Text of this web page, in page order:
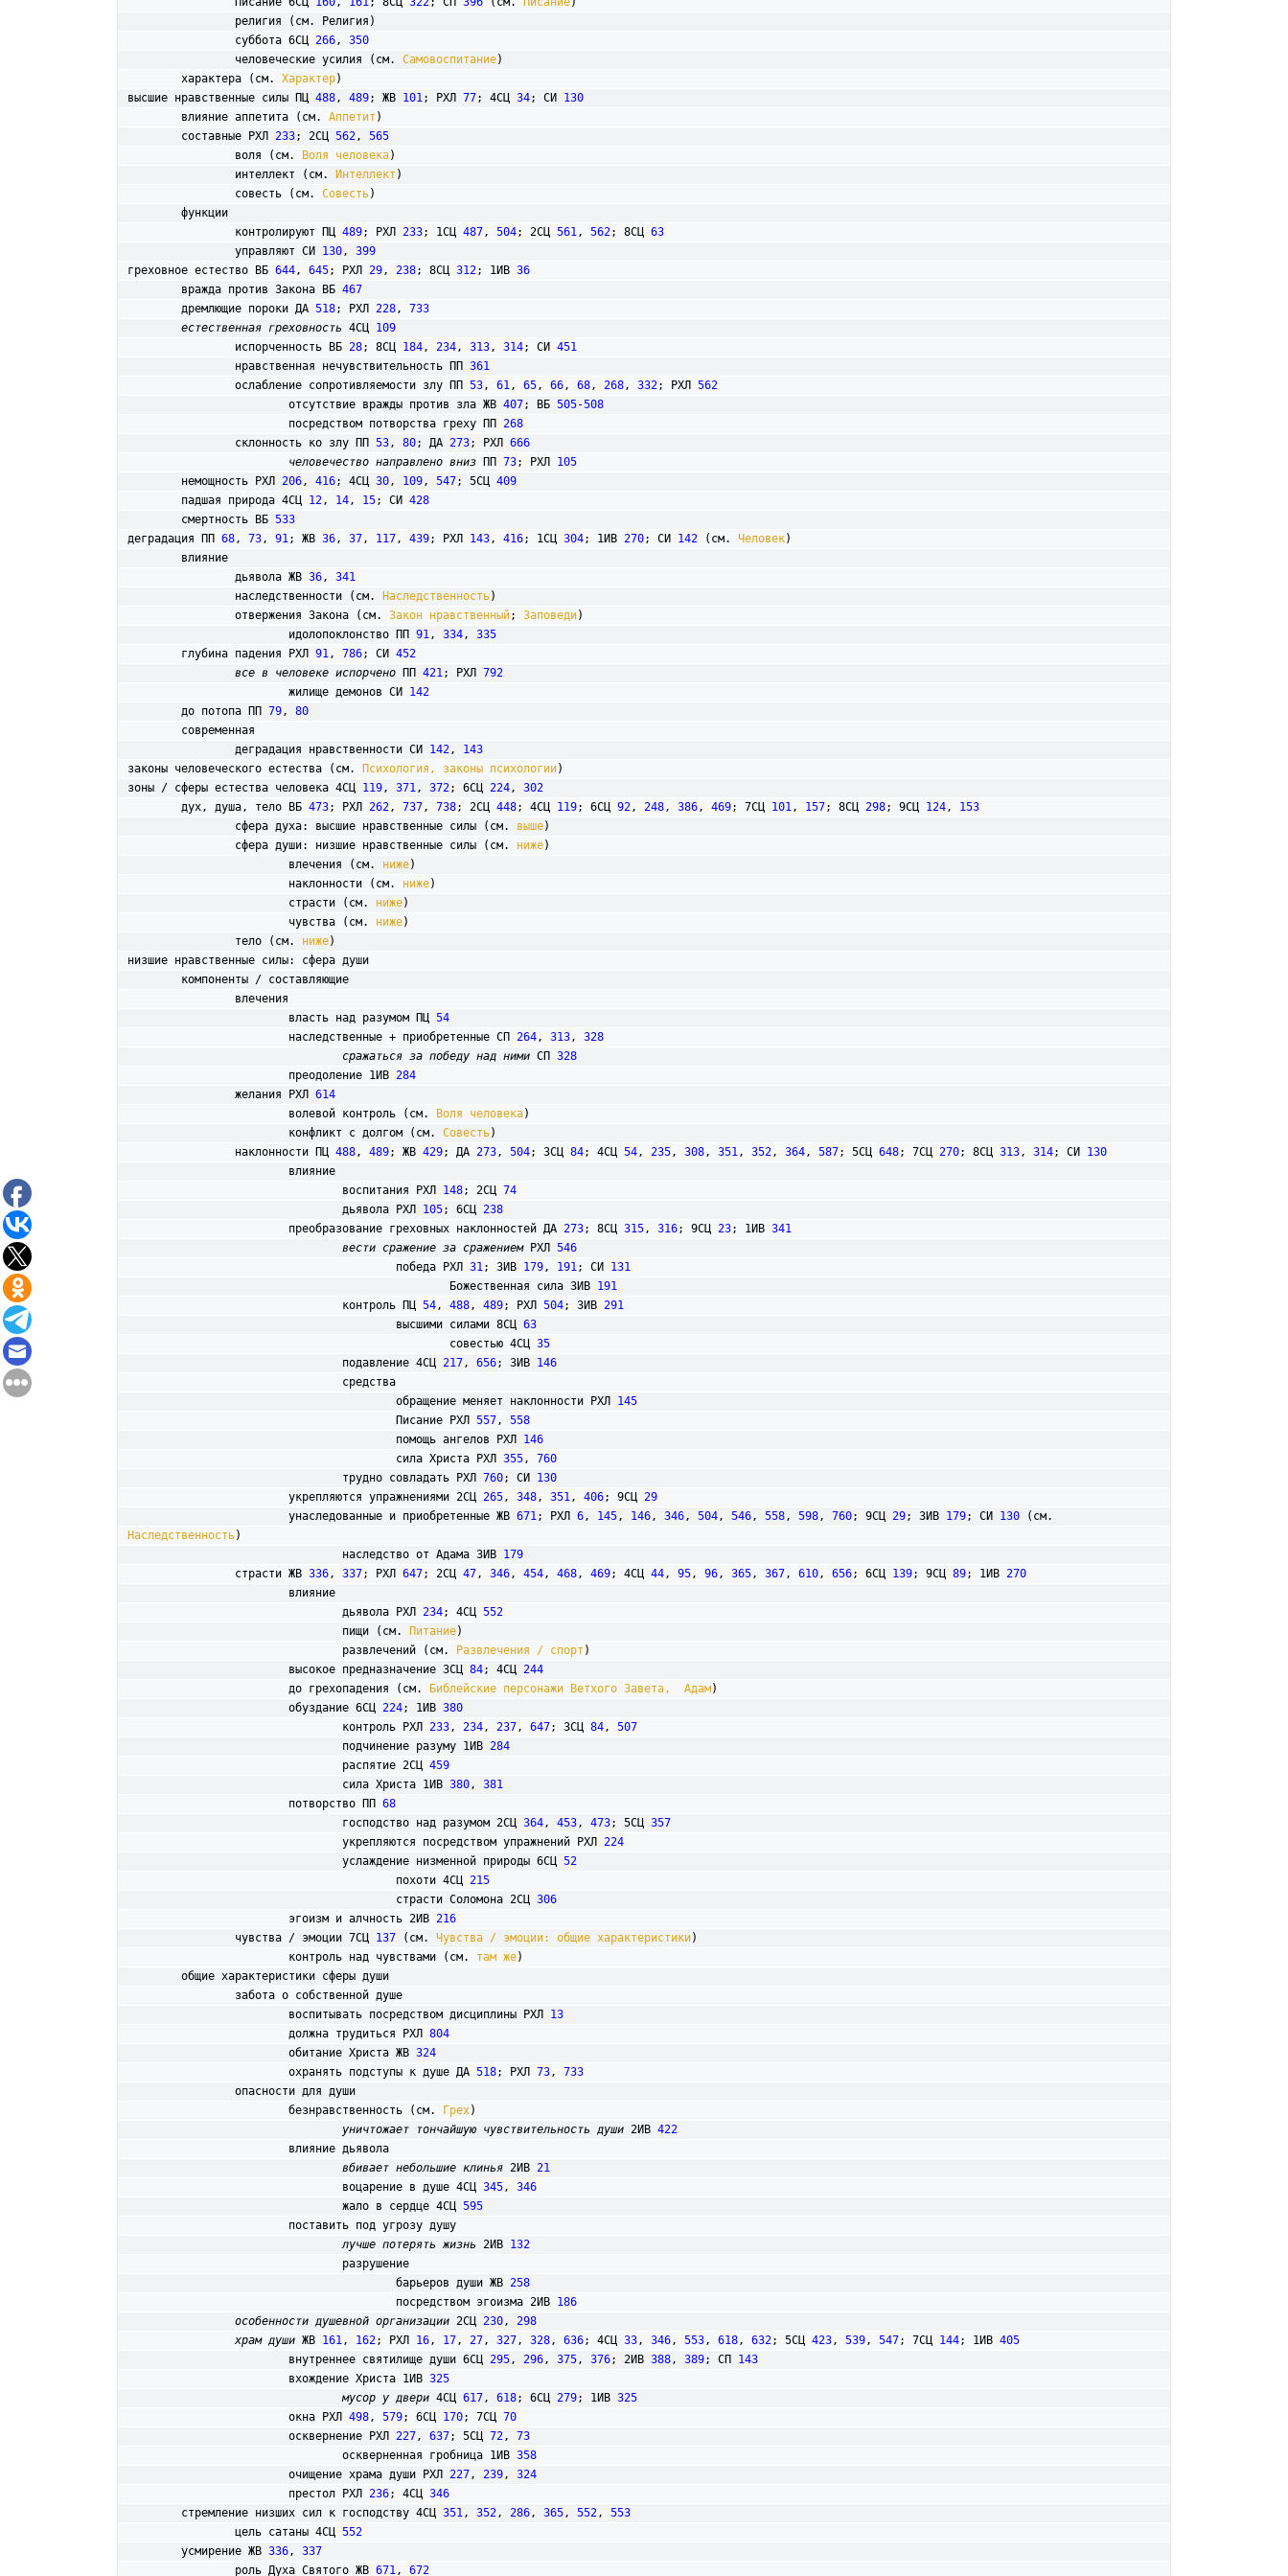
		суббота 6СЦ
266, 350
		человеческие усилия (см.
Самовоспитание)
	характера (см.
Характер
высшие нравственные силы ПЦ 488, 489; ЖВ 101; РХЛ 77; 4СЦ 34; СИ 130
	влияние аппетита (см.
Аппетит )
	составные РХЛ
233; 2СЦ 562, 565
		воля (см.
Воля человека)
		интеллект (см.
Интеллект )
		совесть (см.
Совесть)
		контролируют ПЦ
489; РХЛ 233; 1СЦ 487, 504; 2СЦ 561, 562; 8СЦ 63
		управляют СИ
130, 399
греховное естество ВБ 644, 645; РХЛ 29, 238; 8СЦ 312; 1ИВ 36
	вражда против Закона ВБ
467
	дремлющие пороки ДА
518; РХЛ 228, 733
естественная греховность 4СЦ 109
		испорченность ВБ
28; 8СЦ 184, 234, 313, 314; СИ 451
		нравственная нечувствительность ПП
361
		ослабление сопротивляемости злу ПП
53, 61, 65, 66, 68, 268, 332; РХЛ 562
			отсутствие вражды против зла ЖВ
407; ВБ 505-508
			посредством потворства греху ПП
268
		склонность ко злу ПП
53, 80; ДА 273; РХЛ 666
человечество направлено вниз ПП 73; РХЛ 105
	немощность РХЛ
206, 416; 4СЦ 30, 109, 547; 5СЦ 409
	падшая природа 4СЦ
12, 14, 15; СИ 428
	смертность ВБ
533
деградация ПП 68, 73, 91; ЖВ 36, 37, 117, 439; РХЛ 143, 416; 1СЦ 304; 1ИВ 270; СИ 142 (см. Человек)
		дьявола ЖВ
36, 341
		наследственности (см.
Наследственность)
		отвержения Закона (см.
Закон нравственный; Заповеди)
			идолопоклонство ПП
91, 334, 335
	глубина падения РХЛ
91, 786; СИ 452
все в человеке испорчено ПП 421; РХЛ 792
			жилище демонов СИ
142
	до потопа ПП
79, 80
		деградация нравственности СИ
142, 143
законы человеческого естества (см.
Психология, законы психологии)
зоны / сферы естества человека 4СЦ 119, 371, 372; 6СЦ 224, 302
	дух, душа, тело ВБ
473; РХЛ 262, 737, 738; 2СЦ 448; 4СЦ 119; 6СЦ 92, 248, 386, 469; 7СЦ 101, 157; 8СЦ 298; 9СЦ 124, 153
		сфера духа: высшие нравственные силы (см.
выше)
		сфера души: низшие нравственные силы (см.
ниже)
			влечения (см.
ниже)
			наклонности (см.
ниже)
			страсти (см.
ниже)
			чувства (см.
ниже)
		тело (см.
ниже
низшие нравственные силы: сфера души
влечения
			власть над разумом ПЦ
54
			наследственные + приобретенные СП
264, 313, 328
сражаться за победу над ними СП 328
			преодоление 1ИВ
284
		желания РХЛ
614
			волевой контроль (см.
Воля человека)
			конфликт с долгом (см.
Совесть)
наклонности ПЦ 488, 489; ЖВ 429; ДА 273, 504; 3СЦ 84; 4СЦ 54, 235, 308, 351, 352, 364, 587; 5СЦ 648; 7СЦ 270; 8СЦ 313, 314; СИ 130
				воспитания РХЛ
148; 2СЦ 74
				дьявола РХЛ
105; 6СЦ 238
			преобразование греховных наклонностей ДА
273; 8СЦ 315, 316; 9СЦ 23; 1ИВ 341
вести сражение за сражением РХЛ 546
					победа РХЛ
31; 3ИВ 179, 191; СИ 131
						Божественная сила 3ИВ
191
				контроль ПЦ
54, 488, 489; РХЛ 504; 3ИВ 291
высшими силами 8СЦ 63
						совестью 4СЦ
35
				подавление 4СЦ
217, 656; 3ИВ 146
					обращение меняет наклонности РХЛ
145
					Писание РХЛ
557, 558
					помощь ангелов РХЛ
146
					сила Христа РХЛ
355, 760
				трудно совладать РХЛ
760; СИ 130
			укрепляются упражнениями 2СЦ
265, 348, 351, 406; 9СЦ 29
			унаследованные и приобретенные ЖВ
671; РХЛ 6, 145, 146, 346, 504, 546, 558, 598, 760; 9СЦ 29; 3ИВ 179; СИ 130
Наследственность)
				наследство от Адама 3ИВ
179
страсти ЖВ 336, 337; РХЛ 647; 2СЦ 47, 346, 454, 468, 469; 4СЦ 44, 95, 96, 365, 367, 610, 656; 6СЦ 139; 9СЦ 89; 1ИВ 270
				дьявола РХЛ
234; 4СЦ 552
				пищи (см.
Питание)
				развлечений (см.
Развлечения / спорт )
			высокое предназначение 3СЦ
84; 4СЦ 244
			до грехопадения (см.
Библейские персонажи Ветхого Завета,  Адам)
			обуздание 6СЦ
224; 1ИВ 380
				контроль РХЛ
233, 234, 237, 647; 3СЦ 84, 507
				подчинение разуму 1ИВ
284
				распятие 2СЦ
459
				сила Христа 1ИВ
380, 381
			потворство ПП
68
				господство над разумом 2СЦ
364, 453, 473; 5СЦ 357
				укрепляются посредством упражнений РХЛ
224
				услаждение низменной природы 6СЦ
52
					похоти 4СЦ
215
					страсти Соломона 2СЦ
306
			эгоизм и алчность 2ИВ
216
чувства / эмоции 7СЦ 137 (см. Чувства / эмоции: общие характеристики)
			контроль над чувствами (см.
там же)
			воспитывать посредством дисциплины РХЛ
13
			должна трудиться РХЛ
804
			обитание Христа ЖВ
324
			охранять подступы к душе ДА
518; РХЛ 73, 733
			безнравственность (см.
Грех)
уничтожает тончайшую чувствительность души 2ИВ 422
вбивает небольшие клинья 2ИВ 21
				воцарение в душе 4СЦ
345, 346
				жало в сердце 4СЦ
595
лучше потерять жизнь 2ИВ 132
					барьеров души ЖВ
258
					посредством эгоизма 2ИВ
186
особенности душевной организации 2СЦ 230, 298
храм души ЖВ 161, 162; РХЛ 16, 17, 27, 327, 328, 636; 4СЦ 33, 346, 553, 618, 632; 5СЦ 423, 539, 547; 7СЦ 144; 1ИВ 405
			внутреннее святилище души 6СЦ
295, 296, 375, 376; 2ИВ 388, 389; СП 143
			вхождение Христа 1ИВ
325
мусор у двери 4СЦ 617, 618; 6СЦ 279; 1ИВ 325
			окна РХЛ
498, 579; 6СЦ 170; 7СЦ 70
			осквернение РХЛ
227, 637; 5СЦ 72, 73
				оскверненная гробница 1ИВ
358
			очищение храма души РХЛ
227, 239, 324
			престол РХЛ
236; 4СЦ 346
	стремление низших сил к господству 4СЦ
351, 352, 286, 365, 552, 553
		цель сатаны 4СЦ
552
	усмирение ЖВ
336, 337
		роль Духа Святого ЖВ
671, 672